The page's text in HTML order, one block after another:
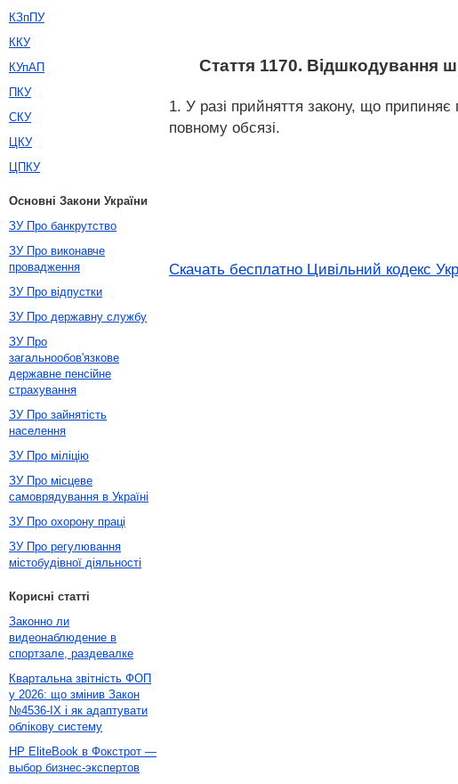
Стаття 1170. Відшкодування
1. У разі прийняття закону, що
повному обсязі.
Скачать бесплатно Цивільний кодекс
КЗпПУ
ККУ
КУпАП
ПКУ
СКУ
ЦКУ
ЦПКУ
Основні Закони України
ЗУ Про банкрутство
ЗУ Про виконавче
провадження
ЗУ Про відпустки
ЗУ Про державну службу
ЗУ Про
загальнообов'язкове
державне пенсійне
страхування
ЗУ Про зайнятість
населення
ЗУ Про міліцію
ЗУ Про місцеве
самоврядування в Україні
ЗУ Про охорону праці
ЗУ Про регулювання
містобудівної діяльності
Корисні статті
Законно ли
видеонаблюдение в
спортзале, раздевалке
Квартальна звітність ФОП
у 2026: що змінив Закон
№4536-IX і як адаптувати
облікову систему
HP EliteBook в Фокстрот —
выбор бизнес-экспертов